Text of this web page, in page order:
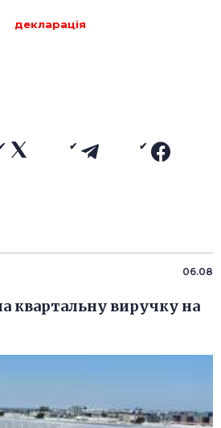
декларація
06.08
квартальну виручку на